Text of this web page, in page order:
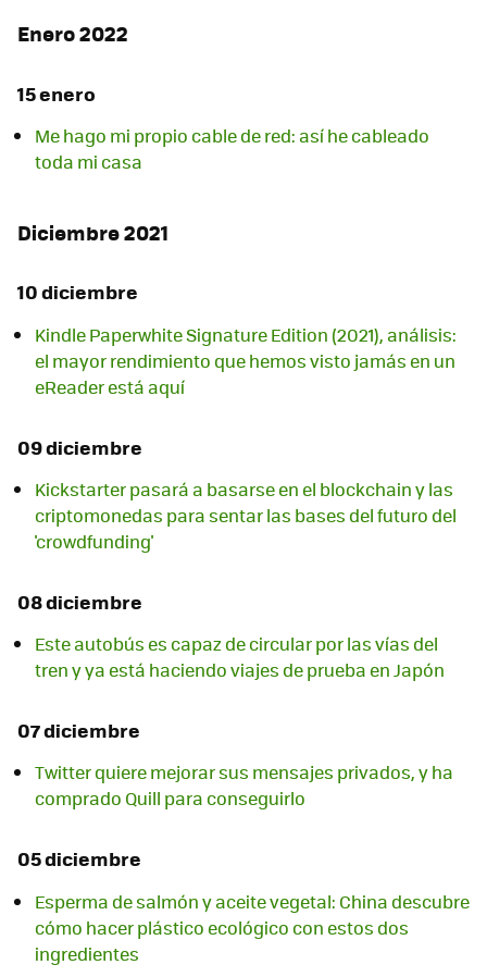
Enero 2022
15 enero
Me hago mi propio cable de red: así he cableado
toda mi casa
Diciembre 2021
10 diciembre
Kindle Paperwhite Signature Edition (2021), análisis:
el mayor rendimiento que hemos visto jamás en un
eReader está aquí
09 diciembre
Kickstarter pasará a basarse en el blockchain y las
criptomonedas para sentar las bases del futuro del
'crowdfunding'
08 diciembre
Este autobús es capaz de circular por las vías del
tren y ya está haciendo viajes de prueba en Japón
07 diciembre
Twitter quiere mejorar sus mensajes privados, y ha
comprado Quill para conseguirlo
05 diciembre
Esperma de salmón y aceite vegetal: China descubre
cómo hacer plástico ecológico con estos dos
ingredientes